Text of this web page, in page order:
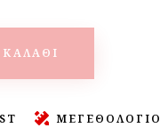
ΜΕΓΕΘΟΛΟΓΙΟ